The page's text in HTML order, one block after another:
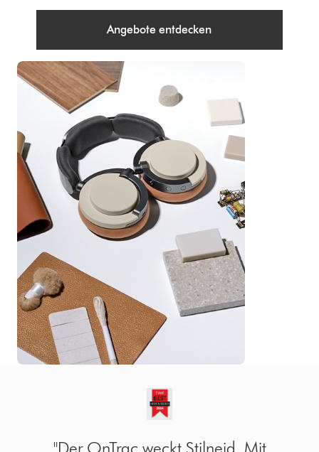
Angebote entdecken